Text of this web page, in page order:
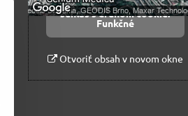
Povoliť a zapamätať -
súhlas s druhom cookie:
Funkčné
Otvoriť obsah v novom okne